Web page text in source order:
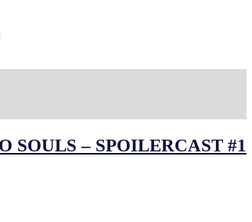
SOULS – SPOILERCAST #1